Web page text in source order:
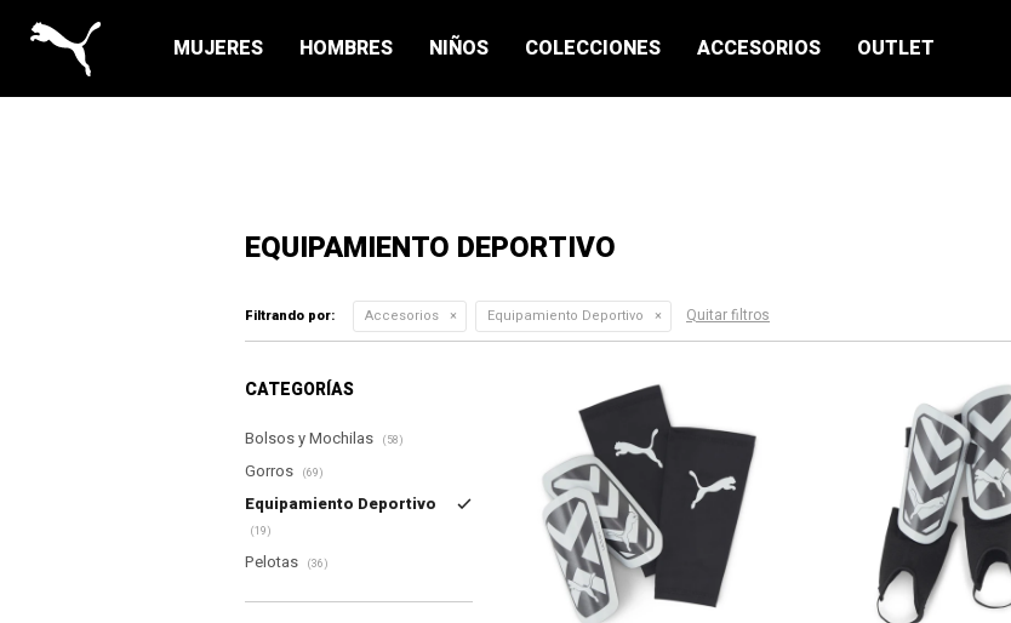
MUJERES HOMBRES NIÑOS COLECCIONES ACCESORIOS OUTLET
EQUIPAMIENTO DEPORTIVO
Filtrando por: Accesorios Equipamiento Deportivo Quitar filtros
CATEGORÍAS
Bolsos y Mochilas (58)
Gorros (69)
Equipamiento Deportivo
(19)
Pelotas (36)